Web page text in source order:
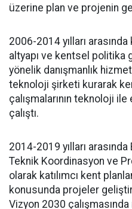
üzerine plan ve projenin
2006-2014 yılları
altyapı ve kentsel politika
yönelik danışmanlık
teknoloji şirketi kurarak
çalışmalarının teknoloji
çalıştı.
2014-2019 yılları
Teknik Koordinasyon ve
olarak katılımcı kent
konusunda projeler
Vizyon 2030 çalışmasında